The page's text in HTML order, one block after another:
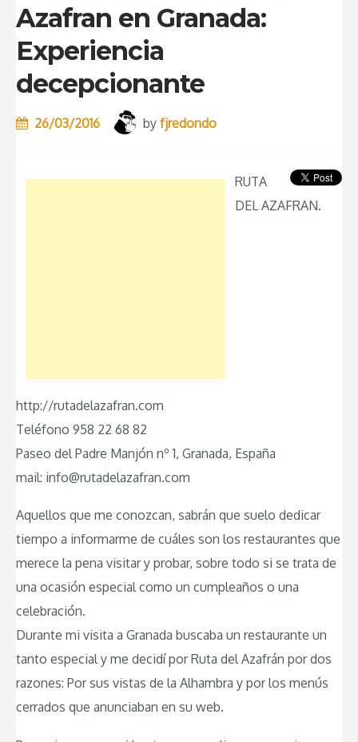
Azafran en Granada:
Experiencia
decepcionante
26/03/2016 by fjredondo
RUTA
DEL AZAFRAN.
http://rutadelazafran.com
Teléfono 958 22 68 82
Paseo del Padre Manjón nº 1, Granada, España
mail: info@rutadelazafran.com
Aquellos que me conozcan, sabrán que suelo dedicar
tiempo a informarme de cuáles son los restaurantes que
merece la pena visitar y probar, sobre todo si se trata de
una ocasión especial como un cumpleaños o una
celebración.
Durante mi visita a Granada buscaba un restaurante un
tanto especial y me decidí por Ruta del Azafrán por dos
razones: Por sus vistas de la Alhambra y por los menús
cerrados que anunciaban en su web.